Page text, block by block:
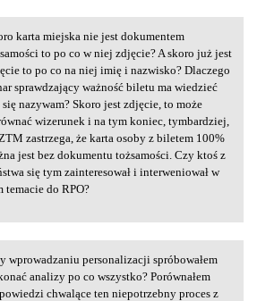
karta miejska nie jest
karta miejska nie jest dokumentem
to po co w niej zdjęcie? A skoro już jest
to po co na niej imię i nazwisko? Dlaczego
sprawdzający ważność biletu ma wiedzieć
nazywam? Skoro jest zdjęcie, to może
wizerunek i na tym koniec, tymbardziej,
zastrzega, że karta osoby z biletem 100%
jest bez dokumentu tożsamości. Czy ktoś z
się tym zainteresował i interweniował w
temacie do RPO?
wprowadzaniu
wprowadzaniu personalizacji spróbowałem
analizy po co wszystko? Porównałem
chwalące ten niepotrzebny proces z